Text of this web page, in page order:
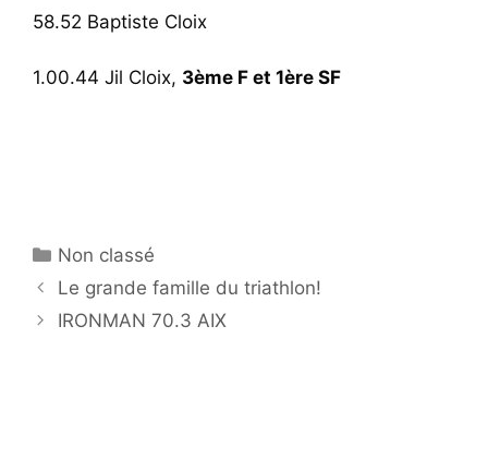
58.52 Baptiste Cloix
1.00.44 Jil Cloix, 3ème F et 1ère SF
Catégories
Non classé
Le grande famille du triathlon!
IRONMAN 70.3 AIX